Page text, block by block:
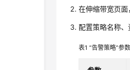
在伸缩带宽页面
配置策略名称
表1“告警策略”参